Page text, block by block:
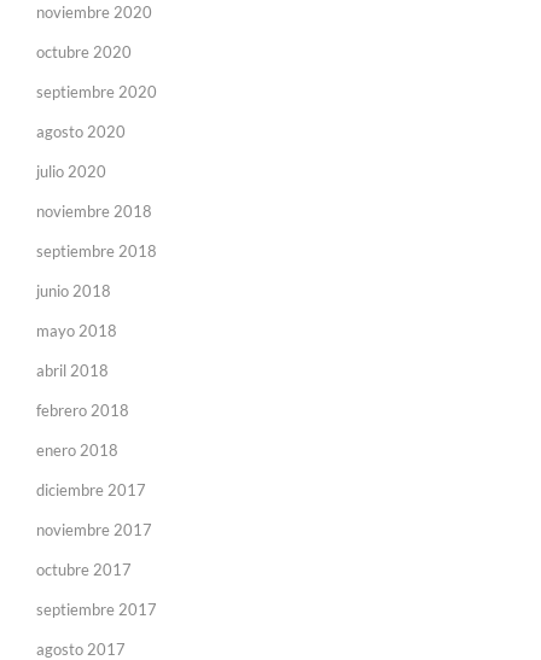
noviembre 2020
octubre 2020
septiembre 2020
agosto 2020
julio 2020
noviembre 2018
septiembre 2018
junio 2018
mayo 2018
abril 2018
febrero 2018
enero 2018
diciembre 2017
noviembre 2017
octubre 2017
septiembre 2017
agosto 2017